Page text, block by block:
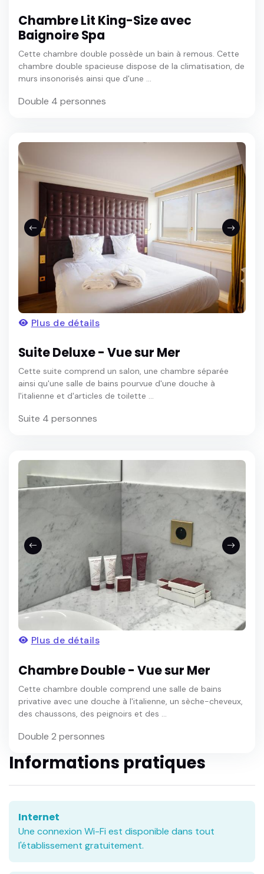
Chambre Lit King-Size avec
Baignoire Spa
Cette chambre double possède un bain à remous. Cette
chambre double spacieuse dispose de la climatisation, de
murs insonorisés ainsi que d'une ...
Double 4 personnes
Plus de détails
Suite Deluxe - Vue sur Mer
Cette suite comprend un salon, une chambre séparée
ainsi qu'une salle de bains pourvue d'une douche à
l'italienne et d'articles de toilette ...
Suite 4 personnes
Plus de détails
Chambre Double - Vue sur Mer
Cette chambre double comprend une salle de bains
privative avec une douche à l'italienne, un sèche-cheveux,
des chaussons, des peignoirs et des ...
Double 2 personnes
Informations pratiques
Internet
Une connexion Wi-Fi est disponible dans tout
l'établissement gratuitement.